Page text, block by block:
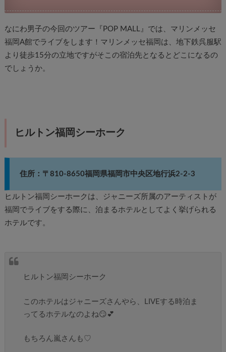
なにわ男子の今回のツアー『POP MALL』では、マリンメッセ
福岡A館でライブをします！マリンメッセ福岡は、地下鉄呉服駅
より徒歩15分の立地ですがそこの宿泊先となるとどこになるの
でしょうか。
ヒルトン福岡シーホーク
住所：〒810-8650福岡県福岡市中央区地行浜2-2-3
ヒルトン福岡シーホークは、ジャニーズ所属のアーティストが
福岡でライブをする際に、泊まるホテルとしてよく挙げられる
ホテルです。
ヒルトン福岡シーホーク
このホテルはジャニーズさんやら、LIVEする時泊ま
ってるホテルなのよね😏💕
もちろん嵐さんも♡